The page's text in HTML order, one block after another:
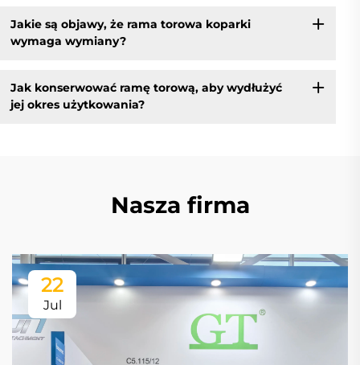
Jakie są objawy, że rama torowa koparki
wymaga wymiany?
Jak konserwować ramę torową, aby wydłużyć
jej okres użytkowania?
Nasza firma
22
Jul